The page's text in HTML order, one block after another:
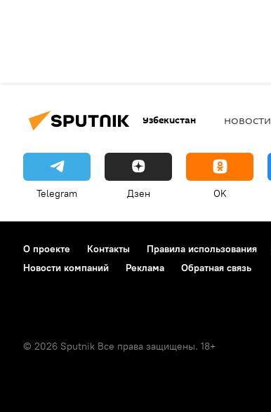
Узбекистан НОВОСТИ
Telegram Дзен OK
О проекте Контакты Правила использования
Новости компаний
Реклама Обратная связь
© 2026 Sputnik Все права защищены. 18+